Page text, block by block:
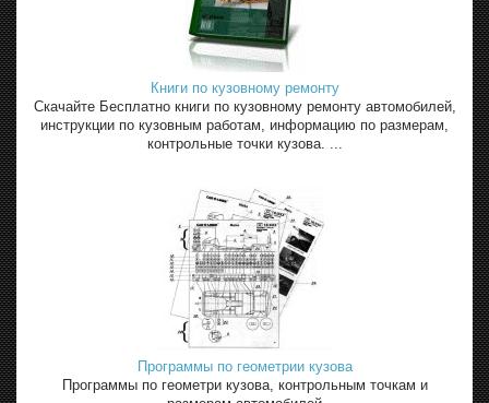
Книги по кузовному ремонту
Скачайте Бесплатно книги по кузовному ремонту автомобилей,
инструкции по кузовным работам, информацию по размерам,
контрольные точки кузова. ...
Программы по геометрии кузова
Программы по геометри кузова, контрольным точкам и